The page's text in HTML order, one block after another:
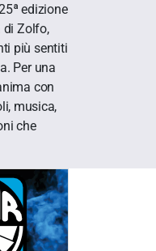
edizione
di Zolfo,
più sentiti
Per una
con
musica,
che